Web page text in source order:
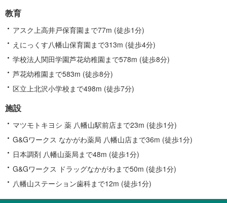
教育
アスク上高井戸保育園まで77m (徒歩1分)
えにっくす八幡山保育園まで313m (徒歩4分)
学校法人関田学園芦花幼稚園まで578m (徒歩8分)
芦花幼稚園まで583m (徒歩8分)
区立上北沢小学校まで498m (徒歩7分)
施設
マツモトキヨシ 薬 八幡山駅前店まで23m (徒歩1分)
G&Gワークス なかがわ薬局 八幡山店まで36m (徒歩1分)
日本調剤 八幡山薬局まで48m (徒歩1分)
G&Gワークス ドラッグなかがわまで50m (徒歩1分)
八幡山ステーション歯科まで12m (徒歩1分)